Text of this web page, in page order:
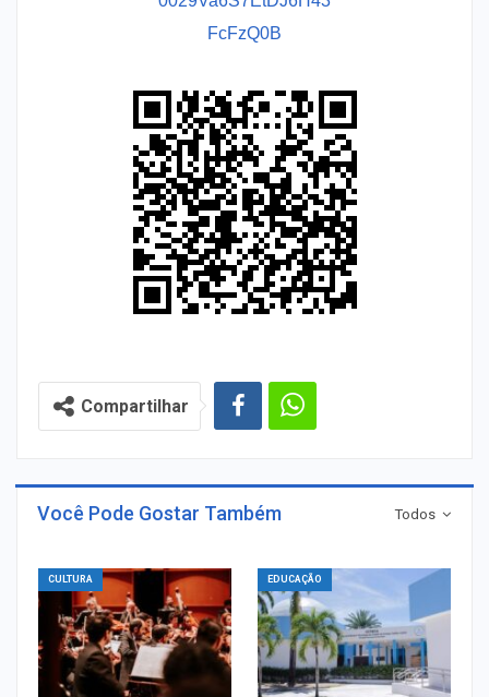
FcFzQ0B
Compartilhar
Todos
Você Pode Gostar Também
CULTURA EDUCAÇÃO